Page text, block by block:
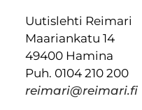
Uutislehti Reimari
Maariankatu 14
49400 Hamina
Puh. 0104 210 200
reimari@reimari.fi